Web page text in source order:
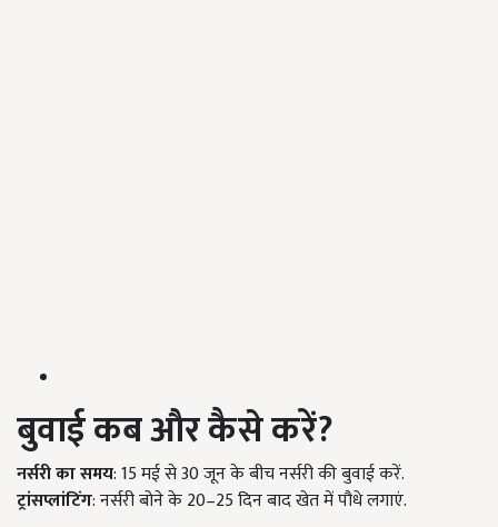
बुवाई कब और कैसे करें?
नर्सरी का समय: 15 मई से 30 जून के बीच नर्सरी की बुवाई करें.
ट्रांसप्लांटिंग: नर्सरी बोने के 20–25 दिन बाद खेत में पौधे लगाएं.